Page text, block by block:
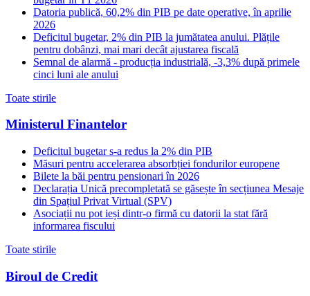
Datoria publică, 60,2% din PIB pe date operative, în aprilie
2026
Deficitul bugetar, 2% din PIB la jumătatea anului. Plățile
pentru dobânzi, mai mari decât ajustarea fiscală
Semnal de alarmă - producția industrială, -3,3% după primele
cinci luni ale anului
Toate stirile
Ministerul Finantelor
Deficitul bugetar s-a redus la 2% din PIB
Măsuri pentru accelerarea absorbției fondurilor europene
Bilete la băi pentru pensionari în 2026
Declarația Unică precompletată se găsește în secțiunea Mesaje
din Spațiul Privat Virtual (SPV)
Asociații nu pot ieși dintr-o firmă cu datorii la stat fără
informarea fiscului
Toate stirile
Biroul de Credit